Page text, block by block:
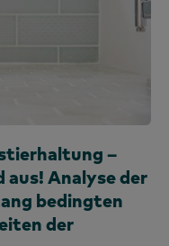
–
aus! Analyse der
bedingten
der